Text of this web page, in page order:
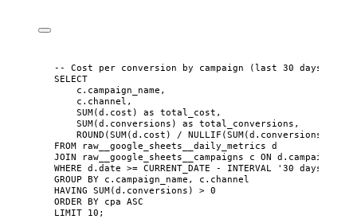
-- Cost per conversion by campaign (last 30 days)
SELECT
c . campaign_name ,
c . channel ,
SUM(d . cost ) as total_cost,
SUM(d . conversions ) as total_conversions,
ROUND (SUM(d . cost ) / NULLIF (SUM(d . conversions
FROM raw__google_sheets__daily_metrics d
JOIN raw__google_sheets__campaigns c ON d . campaign
WHERE d . date >= CURRENT_DATE - INTERVAL ' 30 days
GROUP BY c . campaign_name , c . channel
HAVING SUM(d . conversions ) > 0
ORDER BY cpa ASC
LIMIT 10 ;